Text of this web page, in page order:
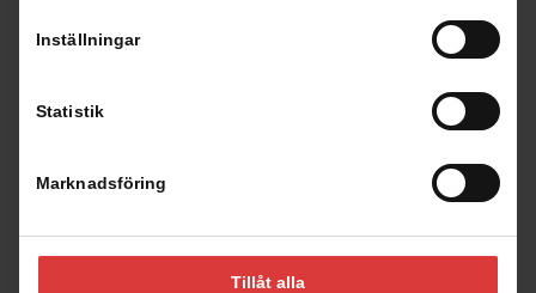
Inställningar
Statistik
Marknadsföring
Tillåt alla